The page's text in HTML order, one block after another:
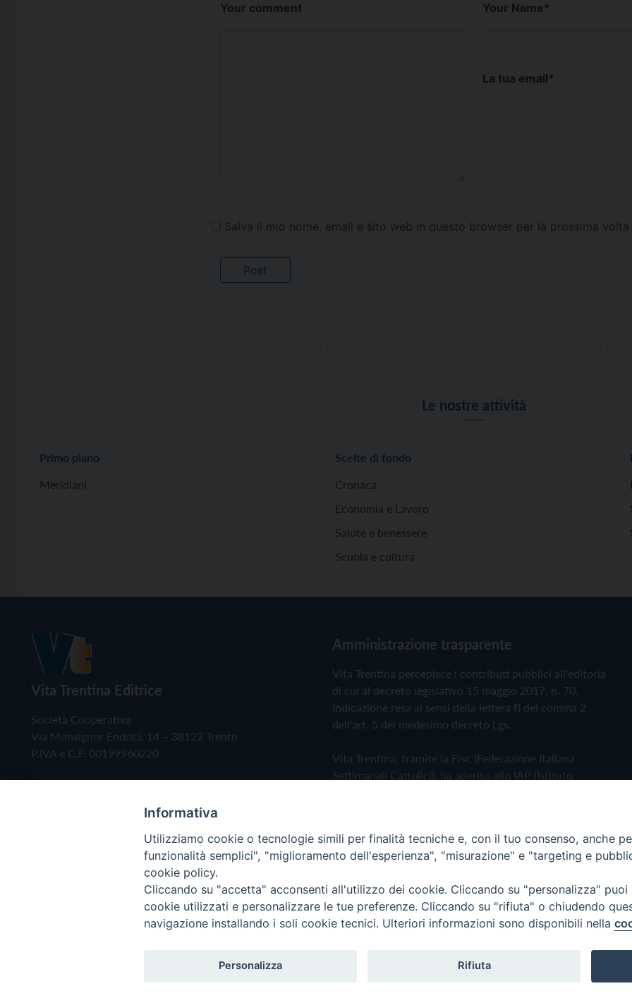
Your comment Your Name*
La tua email*
Salva il mio nome, email e sito web in questo browser per la prossima
Le nostre attività
Primo piano
Meridiani
Scelte di fondo
Cronaca
Economia e Lavoro
Salute e benessere
Scuola e cultura
Vita Trentina Editrice
Società Cooperativa
Via Monsignor Endrici, 14 – 38122 Trento
P.IVA e C.F. 00199960220
Amministrazione trasparente
Vita Trentina percepisce i contributi pubblici all'editoria
di cui al decreto legislativo 15 maggio 2017, n. 70.
Indicazione resa ai sensi della lettera f) del comma 2
dell'art. 5 del medesimo decreto Lgs.
Vita Trentina, tramite la Fisc (Federazione Italiana
Settimanali Cattolici), ha aderito allo IAP (Istituto
Privacy Policy Cookie Policy
Copyright © 2019 - Tutti i diritti riservati - Vita Trentina Editrice
Informativa
Utilizziamo cookie o tecnologie simili per finalità tecniche e, con il tuo consenso, anche
funzionalità semplici", "miglioramento dell'esperienza", "misurazione" e "targeting e
cookie policy.
Cliccando su "accetta" acconsenti all'utilizzo dei cookie. Cliccando su "personalizza"
cookie utilizzati e personalizzare le tue preferenze. Cliccando su "rifiuta" o chiudendo
navigazione installando i soli cookie tecnici. Ulteriori informazioni sono disponibili nella
Personalizza Rifiuta